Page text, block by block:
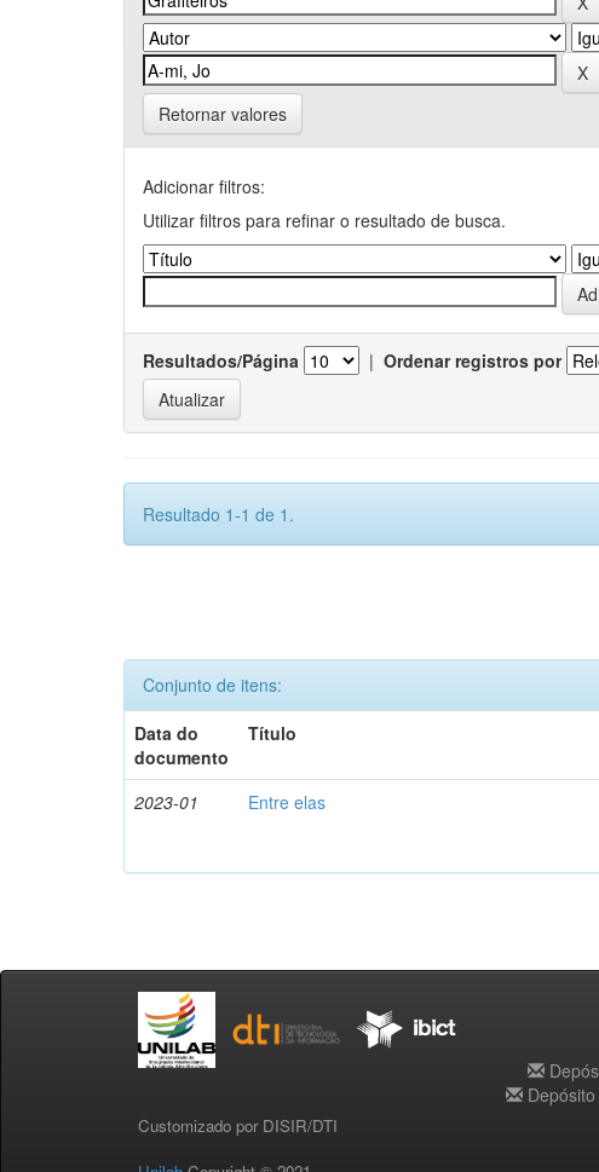
Retornar valores
Adicionar filtros:
Utilizar filtros para refinar o resultado de busca.
Resultados/Página | Ordenar registros por
Resultado 1-1 de 1.
Conjunto de itens:
Data do
documento
Título
2023-01 Entre elas
Customizado por DISIR/DTI